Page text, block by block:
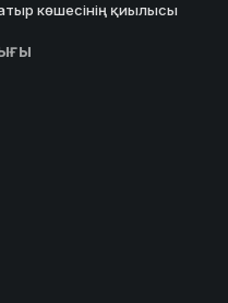
көшесінің қиылысы